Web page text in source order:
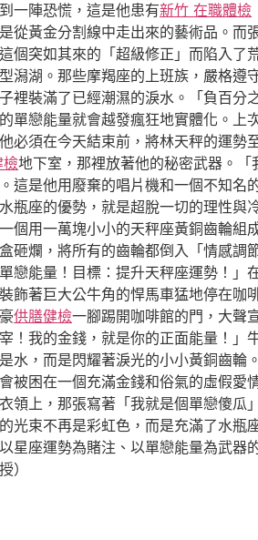
一陣恐慌，這是他患有新竹 在職體檢
從黃金分割線中走出來的藝術品。而
個突如其來的「超級修正」而陷入了
潟湖。那些摩羯座的上班族，嚴格遵
裝滿了已經潮濕的淚水。「負百分
單戀能量就會越發瘋狂地實體化。上
必須在今天結束前，將林天秤的運勢
檢地下室，那裡放著他的秘密武器。「
這是他用廢棄的唱片機和一個不知名
瓶座的優勢，就是超脫一切的理性
用一萬塊小小的天秤座黃銅齒輪組
砸爛，將所有的齒輪都倒入「情感調
戀能量！目標：提升天秤座運勢！」
飾著巨大公牛角的悍馬車猛地停在咖
供膳健檢一腳踢開咖啡館的門，大聲
！我的金錢，就是你的正面能量！」
水，而是閃耀著淚光的小小黃銅齒輪
被困在一個充滿金錢和俗氣的虛假愛
領上，那張寫著「我就是個單戀傻瓜
光束不再是彩虹色，而是充滿了水瓶
座運勢為賭注、以單戀能量為武器
）